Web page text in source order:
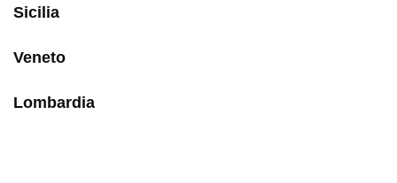
Sicilia
Veneto
Lombardia